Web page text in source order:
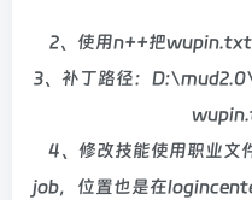
2、使用n++把wupin.txt
3、补丁路径：
4、修改技能使用职业文
job，位置也是在